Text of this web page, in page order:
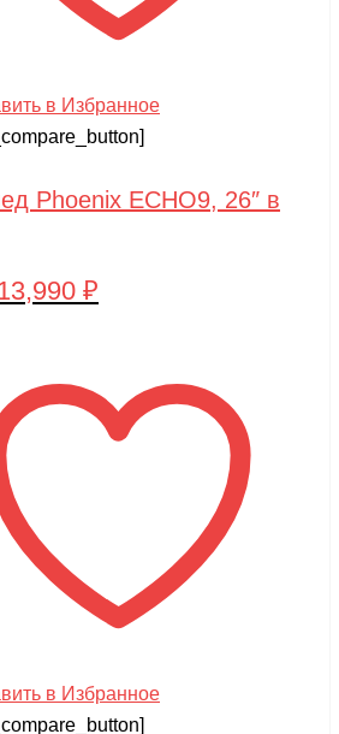
в Избранное
Phoenix ECHO9, 26″ в
Первоначальная
16,990 ₽.
₽
в Избранное